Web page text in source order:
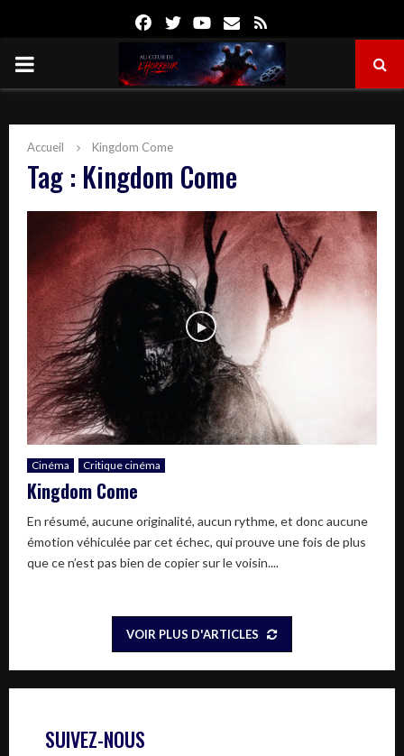
FacebookTwitterYoutube
Email
PRIMARY
Accueil Kingdom Come
Tag : Kingdom Come
Cinéma Critique cinéma
Kingdom Come
En résumé, aucune originalité, aucun rythme, et donc aucune
émotion véhiculée par cet échec, qui prouve une fois de plus
que ce n’est pas bien de copier sur le voisin....
VOIR PLUS D'ARTICLES
SUIVEZ-NOUS